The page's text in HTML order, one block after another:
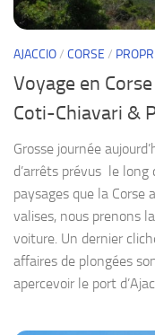
AJACCIO/ CORSE /
Voyage en
Coti-Chiavari &
Grosse journée
d’arrêts prévus le
paysages que la Corse
valises, nous prenons
voiture. Un dernier
affaires de plongées
apercevoir le port